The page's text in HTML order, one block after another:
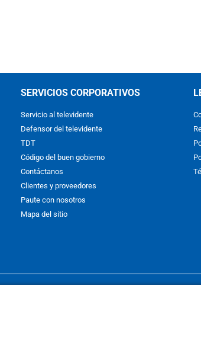
SERVICIOS CORPORATIVOS
Servicio al televidente
Defensor del televidente
TDT
Código del buen gobierno
Contáctanos
Clientes y proveedores
Paute con nosotros
Mapa del sitio
total o parcial, así como su traducción a
without written permission is prohibited. All